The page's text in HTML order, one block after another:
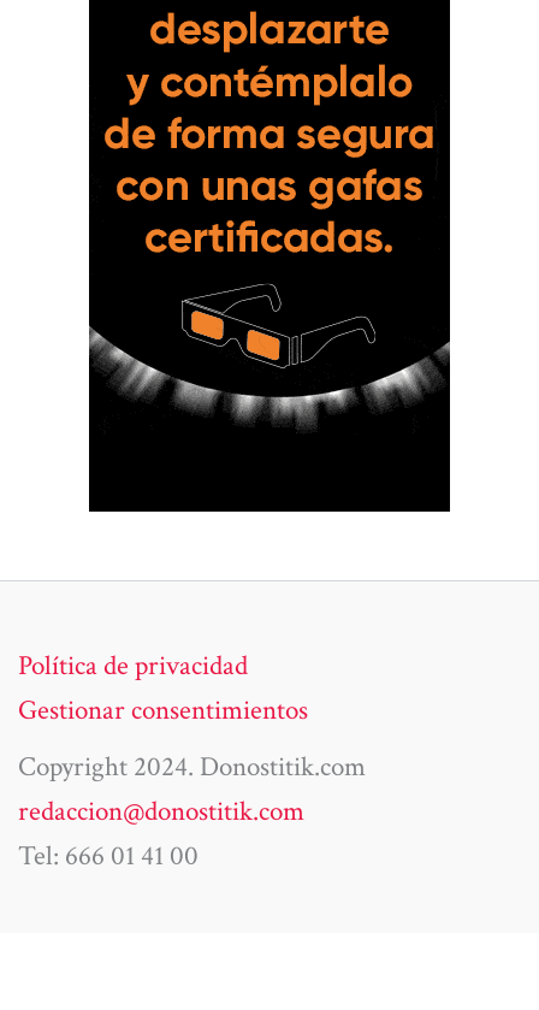
Política de privacidad
Gestionar consentimientos
Copyright 2024. Donostitik.com
redaccion@donostitik.com
Tel: 666 01 41 00